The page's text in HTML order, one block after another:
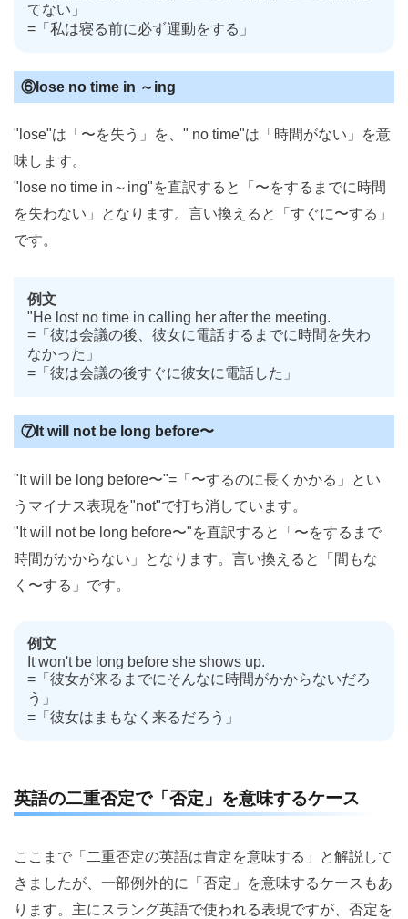
てない」
=「私は寝る前に必ず運動をする」
⑥lose no time in ～ing
"lose"は「〜を失う」を、" no time"は「時間がない」を意
味します。
"lose no time in～ing"を直訳すると「〜をするまでに時間
を失わない」となります。言い換えると「すぐに〜する」
です。
例文
"He lost no time in calling her after the meeting.
=「彼は会議の後、彼女に電話するまでに時間を失わ
なかった」
=「彼は会議の後すぐに彼女に電話した」
⑦It will not be long before〜
"It will be long before〜"=「〜するのに長くかかる」とい
うマイナス表現を"not"で打ち消しています。
"It will not be long before〜"を直訳すると「〜をするまで
時間がかからない」となります。言い換えると「間もな
く〜する」です。
例文
It won't be long before she shows up.
=「彼女が来るまでにそんなに時間がかからないだろ
う」
=「彼女はまもなく来るだろう」
英語の二重否定で「否定」を意味するケース
ここまで「二重否定の英語は肯定を意味する」と解説して
きましたが、一部例外的に「否定」を意味するケースもあ
ります。主にスラング英語で使われる表現ですが、否定を